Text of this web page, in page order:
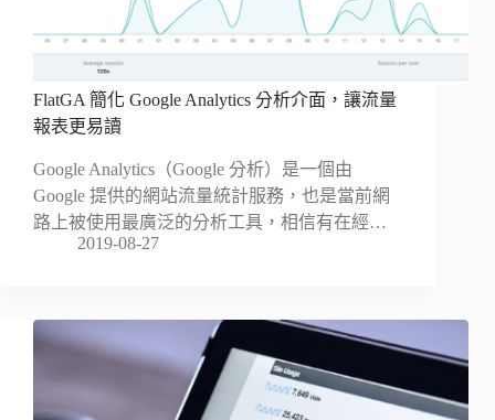
FlatGA 簡化 Google Analytics 分析介面，讓流量
報表更易讀
Google Analytics（Google 分析）是一個由
Google 提供的網站流量統計服務，也是當前網
路上被使用最廣泛的分析工具，相信有在經…
2019-08-27